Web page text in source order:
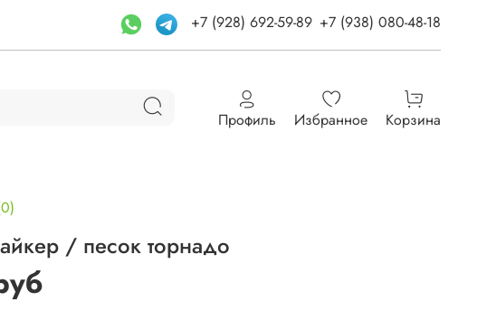
+7 (928) 692-59-89 +7 (938) 080-48-18
Профиль Избранное Корзина
/ песок торнадо